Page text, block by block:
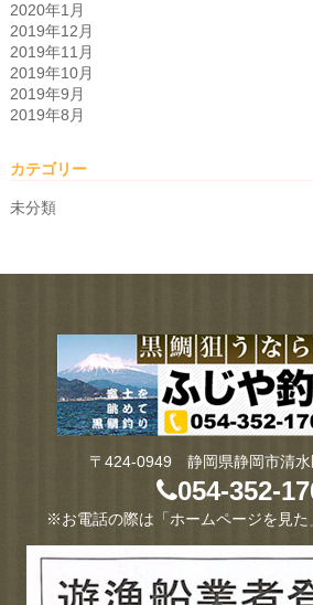
2020年1月
2019年12月
2019年11月
2019年10月
2019年9月
2019年8月
カテゴリー
未分類
〒424-0949 静岡県静岡市清水
054-352-
※お電話の際は「ホームページを見た